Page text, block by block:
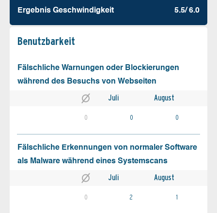
Ergebnis Geschw­indigkeit 5.5/ 6.0
Benutz­barkeit
Fälschliche Warnungen oder Blockierungen
während des Besuchs von Webseiten
Juli August
0 0 0
Fälschliche Erkennungen von normaler Software
als Malware während eines Systemscans
Juli August
0 2 1